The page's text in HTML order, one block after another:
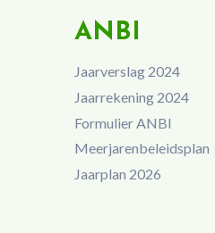
ANBI
Jaarverslag 2024
Jaarrekening 2024
Formulier ANBI
Meerjarenbeleidsplan
Jaarplan 2026